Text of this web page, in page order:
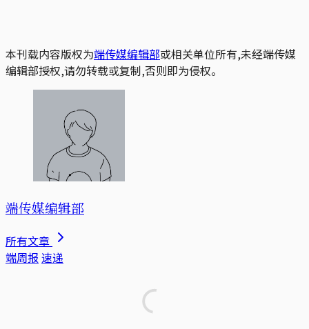
本刊载内容版权为端传媒编辑部或相关单位所有,未经端传媒
编辑部授权,请勿转载或复制,否则即为侵权。
端传媒编辑部
所有文章
端周报 速递